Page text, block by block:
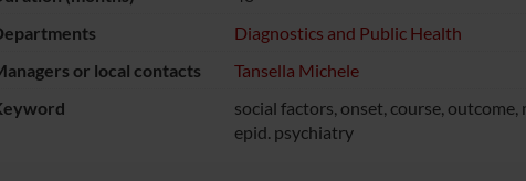
Diagnostics and Public Health
or local contacts
Tansella Michele
social factors, onset, course,
epid. psychiatry